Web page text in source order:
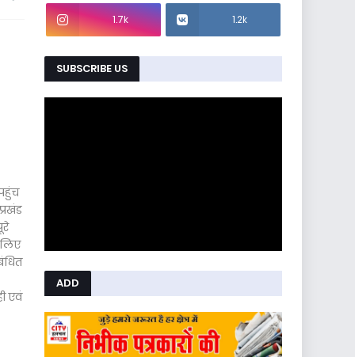
एवं
1.7k 1.2k
SUBSCRIBE US
ADD